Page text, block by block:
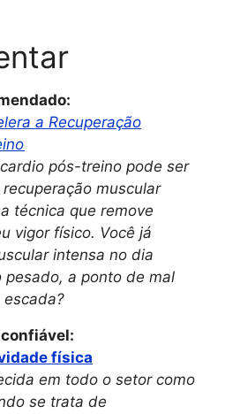
a Recuperação
pós-treino pode ser
muscular
técnica que remove
vigor físico. Você já
intensa no dia
pesado, a ponto de mal
física
em todo o setor como
se trata de